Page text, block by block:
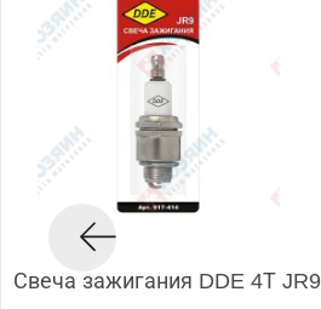
Свеча зажигания DDE 4Т